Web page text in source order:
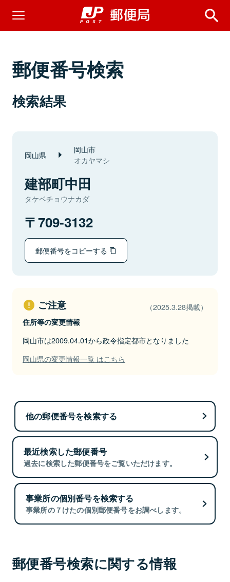
郵便番号検索
検索結果
岡山県 岡山市
オカヤマシ
建部町中田
タケベチョウナカダ
709-3132
郵便番号をコピーする
ご注意 （2025.3.28掲載）
住所等の変更情報
岡山市は2009.04.01から政令指定都市となりました
岡山県の変更情報一覧 はこちら
他の郵便番号を検索する
最近検索した郵便番号
過去に検索した郵便番号をご覧いただけます。
事業所の個別番号を検索する
事業所の７けたの個別郵便番号をお調べします。
郵便番号検索に関する情報